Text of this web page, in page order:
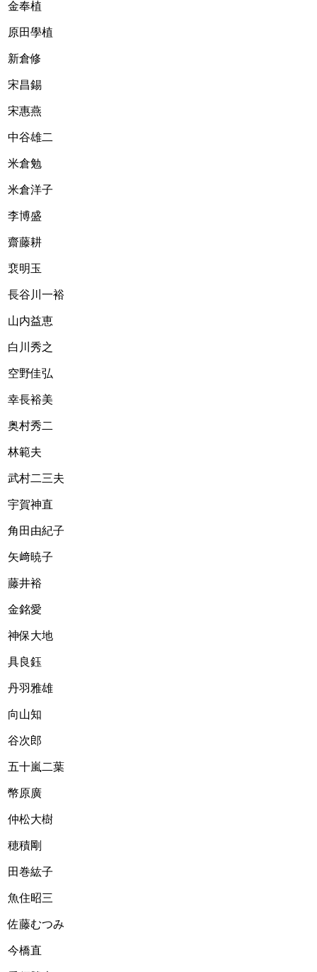
金奉植
原田學植
新倉修
宋昌錫
宋惠燕
中谷雄二
米倉勉
米倉洋子
李博盛
齋藤耕
裵明玉
長谷川一裕
山内益恵
白川秀之
空野佳弘
幸長裕美
奥村秀二
林範夫
武村二三夫
宇賀神直
角田由紀子
矢﨑暁子
藤井裕
金銘愛
神保大地
具良鈺
丹羽雅雄
向山知
谷次郎
五十嵐二葉
幣原廣
仲松大樹
穂積剛
田巻紘子
魚住昭三
佐藤むつみ
今橋直